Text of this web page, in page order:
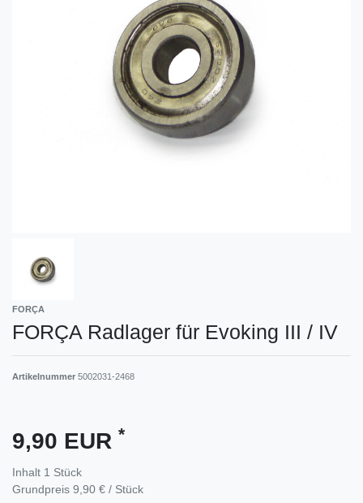
FORÇA
FORÇA Radlager für Evoking III / IV
Artikelnummer 5002031-2468
9,90 EUR *
Inhalt 1 Stück
Grundpreis 9,90 € / Stück